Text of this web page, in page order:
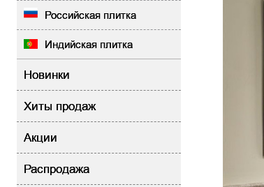
Российская плитка
Индийская плитка
Новинки
Хиты продаж
Акции
Распродажа